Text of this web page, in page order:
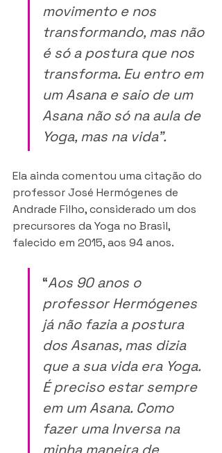
movimento e nos
transformando, mas não
é só a postura que nos
transforma. Eu entro em
um Asana e saio de um
Asana não só na aula de
Yoga, mas na vida”.
Ela ainda comentou uma citação do
professor José Hermógenes de
Andrade Filho, considerado um dos
precursores da Yoga no Brasil,
falecido em 2015, aos 94 anos.
“Aos 90 anos o
professor Hermógenes
já não fazia a postura
dos Asanas, mas dizia
que a sua vida era Yoga.
É preciso estar sempre
em um Asana. Como
fazer uma Inversa na
minha maneira de